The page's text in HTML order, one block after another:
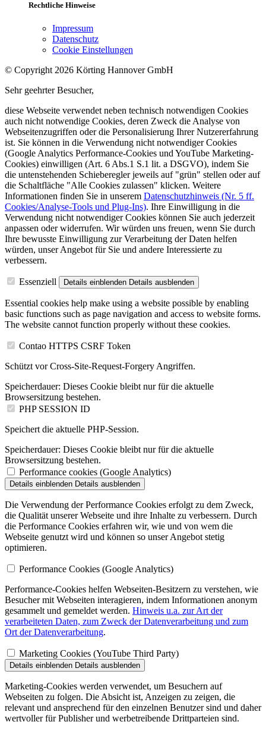
Rechtliche Hinweise
Impressum
Datenschutz
Cookie Einstellungen
© Copyright 2026 Körting Hannover GmbH
Sehr geehrter Besucher,
diese Webseite verwendet neben technisch notwendigen Cookies
auch nicht notwendige Cookies, deren Zweck die Analyse von
Webseitenzugriffen oder die Personalisierung Ihrer Nutzererfahrung
ist. Sie können in die Verwendung nicht notwendiger Cookies
(Google Analytics Performance-Cookies und YouTube Marketing-
Cookies) einwilligen (Art. 6 Abs.1 S.1 lit. a DSGVO), indem Sie
die untenstehenden Schieberegler jeweils auf "grün" stellen oder auf
die Schaltfläche "Alle Cookies zulassen" klicken. Weitere
Informationen finden Sie in unserem Datenschutzhinweis (Nr. 5 ff.
Cookies/Analyse-Tools und Plug-Ins). Ihre Einwilligung in die
Verwendung nicht notwendiger Cookies können Sie auch jederzeit
anpassen oder widerrufen. Wir würden uns freuen, wenn Sie durch
Ihre bewusste Einwilligung zur Verarbeitung der Daten helfen
würden, unser Angebot für Sie und andere Interessierte zu
verbessern.
Essenziell Details einblenden Details ausblenden
Essential cookies help make using a website possible by enabling
basic functions such as page navigation and access to website forms.
The website cannot function properly without these cookies.
Contao HTTPS CSRF Token
Schützt vor Cross-Site-Request-Forgery Angriffen.
Speicherdauer: Dieses Cookie bleibt nur für die aktuelle
Browsersitzung bestehen.
PHP SESSION ID
Speichert die aktuelle PHP-Session.
Speicherdauer: Dieses Cookie bleibt nur für die aktuelle
Browsersitzung bestehen.
Performance cookies (Google Analytics)
Details einblenden Details ausblenden
Die Verwendung der Performance Cookies erfolgt zu dem Zweck,
die Qualität unserer Webseite und ihre Inhalte zu verbessern. Durch
die Performance Cookies erfahren wir, wie und von wem die
Webseite genutzt wird und können so unser Angebot stetig
optimieren.
Performance Cookies (Google Analytics)
Performance-Cookies helfen Webseiten-Besitzern zu verstehen, wie
Besucher mit Webseiten interagieren, indem Informationen anonym
gesammelt und gemeldet werden. Hinweis u.a. zur Art der
verarbeiteten Daten, zum Zweck der Datenverarbeitung und zum
Ort der Datenverarbeitung.
Marketing Cookies (YouTube Third Party)
Details einblenden Details ausblenden
Marketing-Cookies werden verwendet, um Besuchern auf
Webseiten zu folgen. Die Absicht ist, Anzeigen zu zeigen, die
relevant und ansprechend für den einzelnen Benutzer sind und daher
wertvoller für Publisher und werbetreibende Drittparteien sind.